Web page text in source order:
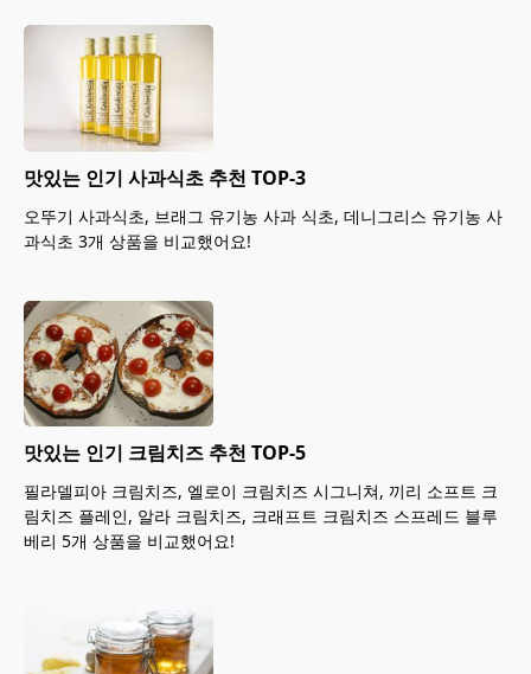
맛있는 인기 사과식초 추천 TOP-3
오뚜기 사과식초, 브래그 유기농 사과 식초, 데니그리스 유기농 사
과식초 3개 상품을 비교했어요!
맛있는 인기 크림치즈 추천 TOP-5
필라델피아 크림치즈, 엘로이 크림치즈 시그니쳐, 끼리 소프트 크
림치즈 플레인, 알라 크림치즈, 크래프트 크림치즈 스프레드 블루
베리 5개 상품을 비교했어요!